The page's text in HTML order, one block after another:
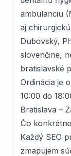
ambulanciu
aj
Dubovský,
slovenčine,
bratislavské
Ordinácia je
10:00 do
Bratislava –
Čo
Každý SEO
zmapujem